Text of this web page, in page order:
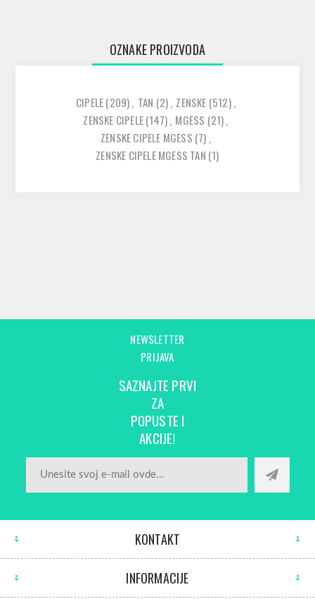
OZNAKE PROIZVODA
CIPELE(209), TAN (2), ZENSKE (512),
ZENSKE CIPELE(147), MGESS (21),
ZENSKE CIPELE MGESS (7) ,
ZENSKE CIPELE MGESS TAN (1)
NEWSLETTER
PRIJAVA
SAZNAJTE PRVI
ZA
POPUSTE I
AKCIJE!
KONTAKT
INFORMACIJE